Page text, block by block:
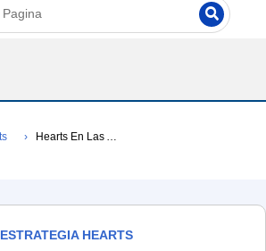
Hearts En Las Américas
ESTRATEGIA HEARTS